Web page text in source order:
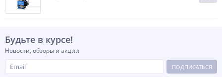
Будьте в курсе!
Новости, обзоры и акции
ПОДПИСАТЬСЯ